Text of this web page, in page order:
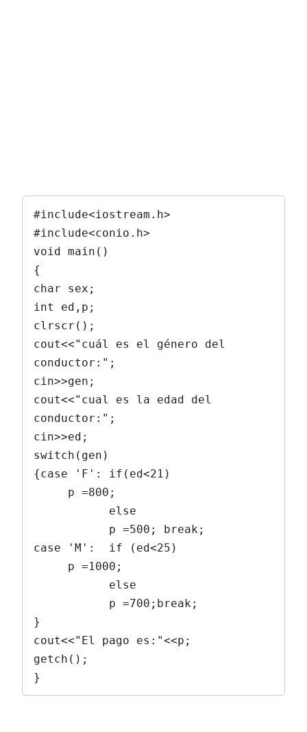
#include<iostream.h>
#include<conio.h>
void main()
{
char sex;
int ed,p;
clrscr();
cout<<"cuál es el género del
conductor:";
cin>>gen;
cout<<"cual es la edad del
conductor:";
cin>>ed;
switch(gen)
{case 'F': if(ed<21)
p =800;
else
p =500; break;
case 'M':  if (ed<25)
p =1000;
else
p =700;break;
}
cout<<"El pago es:"<<p;
getch();
}